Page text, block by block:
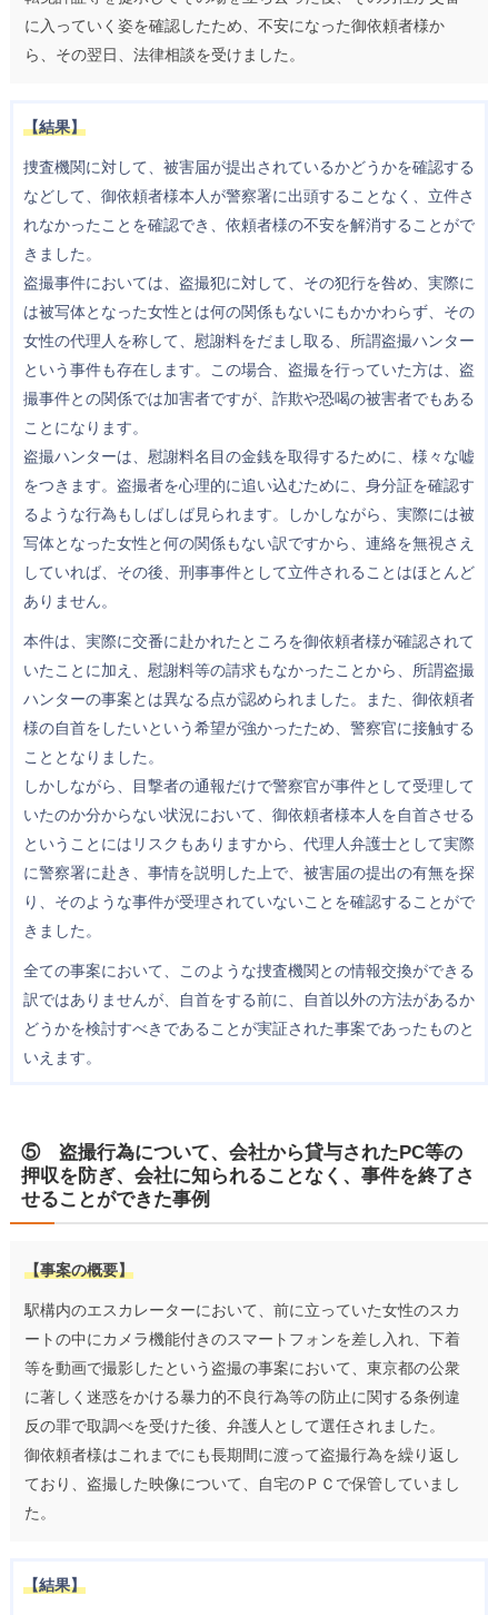
に入っていく姿を確認したため、不安になった御依頼者様か
ら、その翌日、法律相談を受けました。
【結果】
捜査機関に対して、被害届が提出されているかどうかを確認する
などして、御依頼者様本人が警察署に出頭することなく、立件さ
れなかったことを確認でき、依頼者様の不安を解消することがで
きました。
盗撮事件においては、盗撮犯に対して、その犯行を咎め、実際に
は被写体となった女性とは何の関係もないにもかかわらず、その
女性の代理人を称して、慰謝料をだまし取る、所謂盗撮ハンター
という事件も存在します。この場合、盗撮を行っていた方は、盗
撮事件との関係では加害者ですが、詐欺や恐喝の被害者でもある
ことになります。
盗撮ハンターは、慰謝料名目の金銭を取得するために、様々な嘘
をつきます。盗撮者を心理的に追い込むために、身分証を確認す
るような行為もしばしば見られます。しかしながら、実際には被
写体となった女性と何の関係もない訳ですから、連絡を無視さえ
していれば、その後、刑事事件として立件されることはほとんど
ありません。
本件は、実際に交番に赴かれたところを御依頼者様が確認されて
いたことに加え、慰謝料等の請求もなかったことから、所謂盗撮
ハンターの事案とは異なる点が認められました。また、御依頼者
様の自首をしたいという希望が強かったため、警察官に接触する
こととなりました。
しかしながら、目撃者の通報だけで警察官が事件として受理して
いたのか分からない状況において、御依頼者様本人を自首させる
ということにはリスクもありますから、代理人弁護士として実際
に警察署に赴き、事情を説明した上で、被害届の提出の有無を探
り、そのような事件が受理されていないことを確認することがで
きました。
全ての事案において、このような捜査機関との情報交換ができる
訳ではありませんが、自首をする前に、自首以外の方法があるか
どうかを検討すべきであることが実証された事案であったものと
いえます。
⑤ 盗撮行為について、会社から貸与されたPC等の
押収を防ぎ、会社に知られることなく、事件を終了さ
せることができた事例
【事案の概要】
駅構内のエスカレーターにおいて、前に立っていた女性のスカ
ートの中にカメラ機能付きのスマートフォンを差し入れ、下着
等を動画で撮影したという盗撮の事案において、東京都の公衆
に著しく迷惑をかける暴力的不良行為等の防止に関する条例違
反の罪で取調べを受けた後、弁護人として選任されました。
御依頼者様はこれまでにも長期間に渡って盗撮行為を繰り返し
ており、盗撮した映像について、自宅のＰＣで保管していまし
た。
【結果】